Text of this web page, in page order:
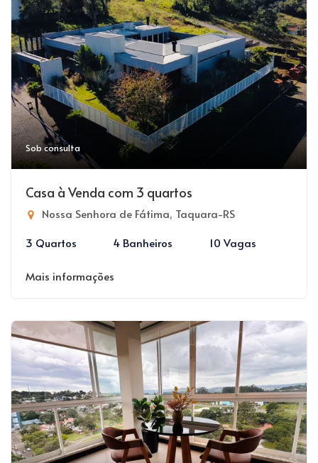
Sob consulta
Casa à Venda com 3 quartos
Nossa Senhora de Fátima, Taquara-RS
3 Quartos
4 Banheiros 10 Vagas
Mais informações